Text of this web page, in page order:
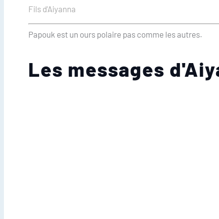
Fils d'Aiyanna
Papouk est un ours polaire pas comme les autres.
Les messages